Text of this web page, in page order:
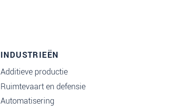
INDUSTRIEËN
Additieve productie
Ruimtevaart en defensie
Automatisering